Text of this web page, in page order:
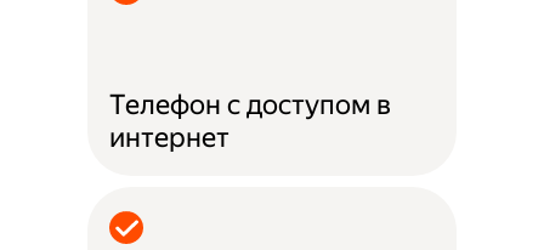
Телефон с доступом в
интернет